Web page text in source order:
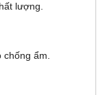
lượng.
ẩm.